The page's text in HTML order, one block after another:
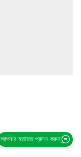
আপনার মতামত প্রদান করুন